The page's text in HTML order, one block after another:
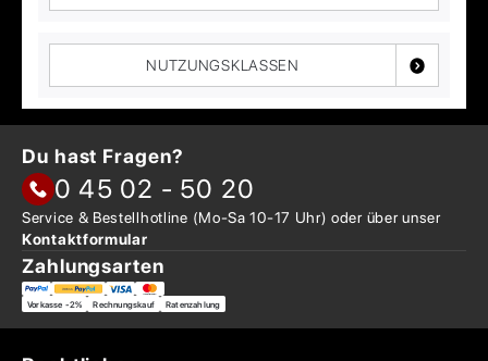
NUTZUNGSKLASSEN
Du hast Fragen?
0 45 02 - 50 20
Service & Bestellhotline (Mo-Sa 10-17 Uhr) oder überunser
Kontaktformular
Zahlungsarten
Vorkasse -2% Rechnungskauf Ratenzahlung